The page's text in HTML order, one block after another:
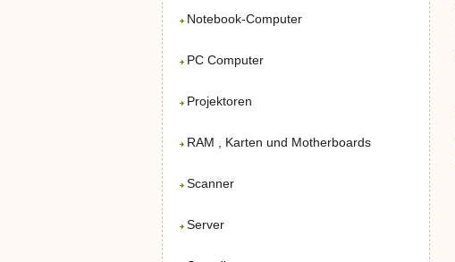
Notebook-Computer
PC Computer
Projektoren
RAM , Karten und Motherboards
Scanner
Server